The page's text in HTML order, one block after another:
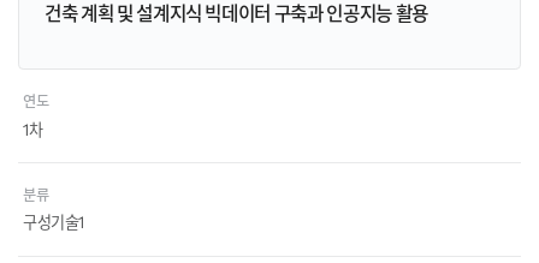
건축 계획 및 설계지식 빅데이터 구축과 인공지능 활용
연도
1차
분류
구성기술1